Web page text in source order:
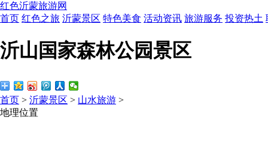
红色沂蒙旅游网
首页 红色之旅 沂蒙景区 特色美食 活动资讯 旅游服务 投资热土
沂山国家森林公园景区
首页 > 沂蒙景区 > 山水旅游 >
地理位置